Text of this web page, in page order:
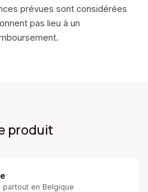
prévues sont considérées
pas lieu à un
produit
en Belgique